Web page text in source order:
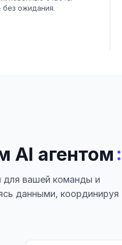
без ожидания.
AI агентом :
для вашей команды и
данными, координируя